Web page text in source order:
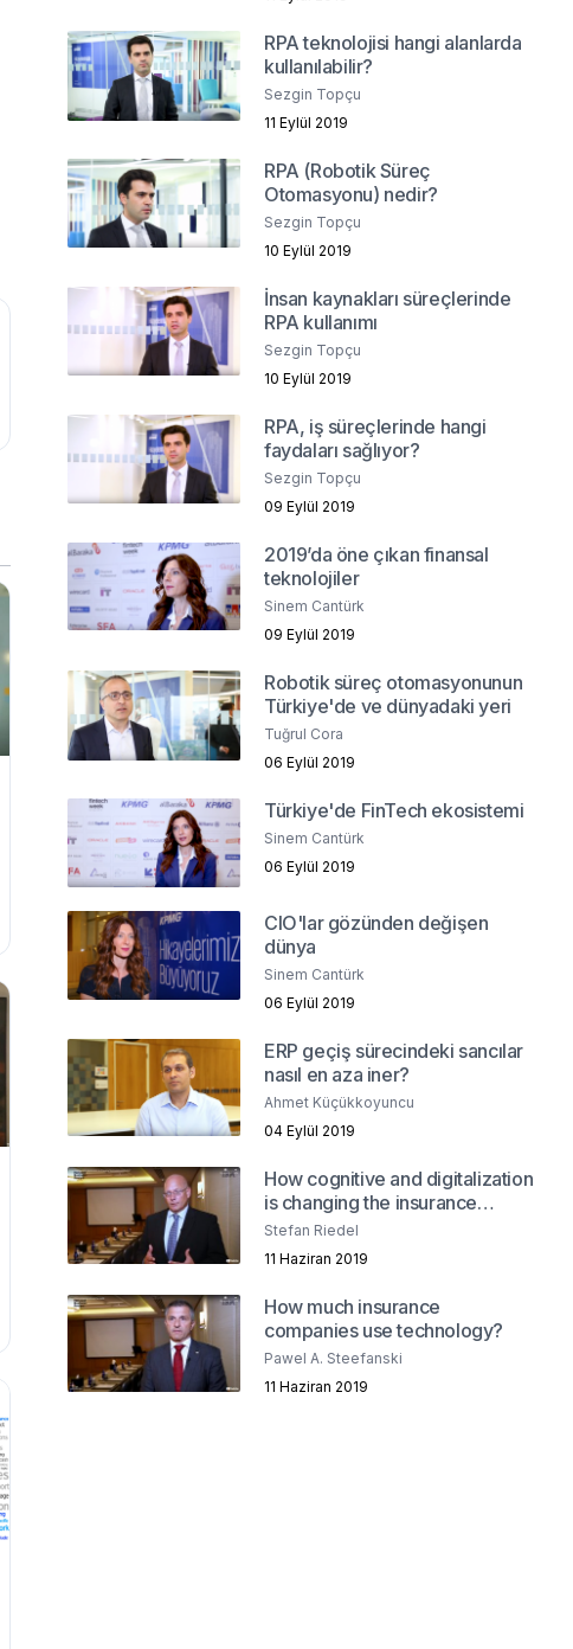
RPA teknolojisi hangi alanlarda
kullanılabilir?
Sezgin Topçu
11 Eylül 2019
RPA (Robotik Süreç
Otomasyonu) nedir?
Sezgin Topçu
10 Eylül 2019
İnsan kaynakları süreçlerinde
RPA kullanımı
Sezgin Topçu
10 Eylül 2019
RPA, iş süreçlerinde hangi
faydaları sağlıyor?
Sezgin Topçu
09 Eylül 2019
2019’da öne çıkan finansal
teknolojiler
Sinem Cantürk
09 Eylül 2019
Robotik süreç otomasyonunun
Türkiye'de ve dünyadaki yeri
Tuğrul Cora
06 Eylül 2019
Türkiye'de FinTech ekosistemi
Sinem Cantürk
06 Eylül 2019
CIO'lar gözünden değişen
dünya
Sinem Cantürk
06 Eylül 2019
ERP geçiş sürecindeki sancılar
nasıl en aza iner?
Ahmet Küçükkoyuncu
04 Eylül 2019
How cognitive and digitalization
is changing the insurance
industry?
Stefan Riedel
11 Haziran 2019
How much insurance
companies use technology?
Pawel A. Steefanski
11 Haziran 2019